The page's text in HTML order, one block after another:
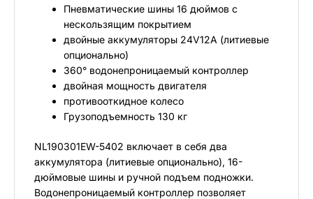
Пневматические шины 16 дюймов с
нескользящим покрытием
двойные аккумуляторы 24V12A (литиевые
опционально)
360° водонепроницаемый контроллер
двойная мощность двигателя
противооткидное колесо
Грузоподъемность 130 кг
NL190301EW-5402 включает в себя два
аккумулятора (литиевые опционально), 16-
дюймовые шины и ручной подъем подножки.
Водонепроницаемый контроллер позволяет